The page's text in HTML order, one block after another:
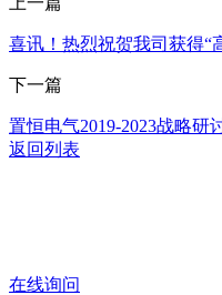
喜讯！热烈祝贺我司获得“
下一篇
置恒电气2019-2023战略研
返回列表
在线询问